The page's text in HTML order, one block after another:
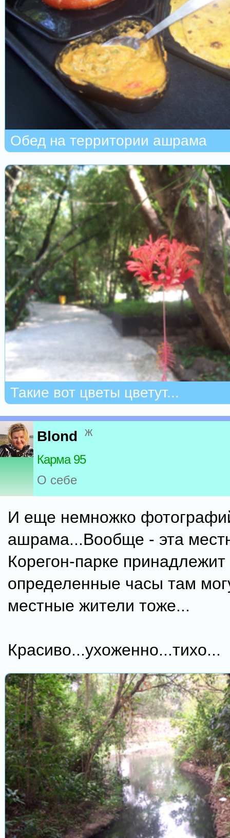
Обед на территории ашрама
Такие вот цветы цветут...
Blond ж
Карма 95
О себе
И еще немножко
ашрама...Вообще - эта
Корегон-парке
определенные часы там
местные жители тоже...
Красиво...ухоженно...тихо...